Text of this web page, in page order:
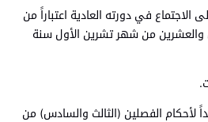
الاجتماع في دورته العادية اعتباراً من
والعشرين من شهر تشرين الأول سنة
لأحكام الفصلين (الثالث والسادس) من